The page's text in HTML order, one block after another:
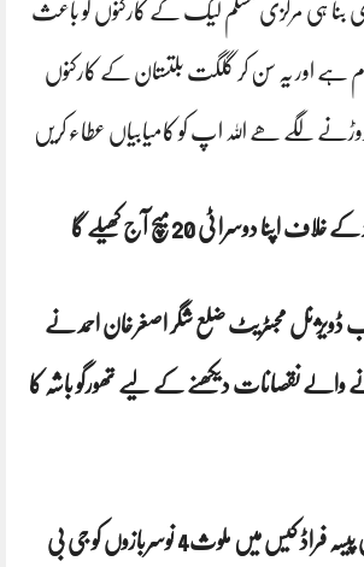
بنا ہی مرکزی مسلم لیگ کے کارکنوں کو باعث
ہے اور یہ سن کر گلگت بلتستان کے کارکنوں
لگے ھے اللہ اپ کو کامیابیاں عطاء کریں
مجسٹریٹ ضلع شگر اصغر خان احمد نے
نقصانات دیکھنے کے لیے تھورگو باشہ کا
گلگت ، گزشتہ روز ایزی پیسہ فراڈ کیس میں ملوث4 نوسربازوں کو جی بی